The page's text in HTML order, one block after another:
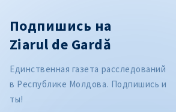
Подпишись на
Ziarul de Gardă
Единственная газета расследований
в Республике Молдова. Подпишись и
ты!